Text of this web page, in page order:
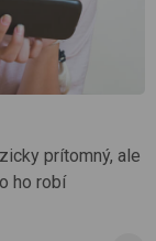
prítomný, ale
ho robí